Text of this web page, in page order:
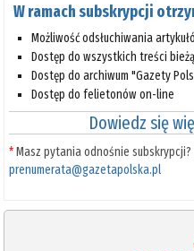
W ramach subskrypcji
Możliwość odsłuchiwania
Dostęp do wszystkich treści
Dostęp do archiwum "Gazety
Dostęp do felietonów on-line
Dowiedz się
*Masz pytania odnośnie subskrypcji?
prenumerata@gazetapolska.pl